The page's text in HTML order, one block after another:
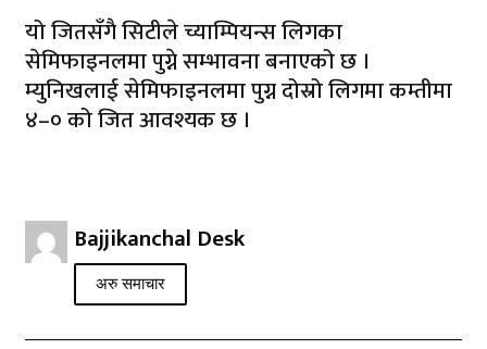
यो जितसँगै सिटीले च्याम्पियन्स लिगका
सेमिफाइनलमा पुग्ने सम्भावना बनाएको छ ।
म्युनिखलाई सेमिफाइनलमा पुग्न दोस्रो लिगमा कम्तीमा
४–० को जित आवश्यक छ ।
Bajjikanchal Desk
अरु समाचार